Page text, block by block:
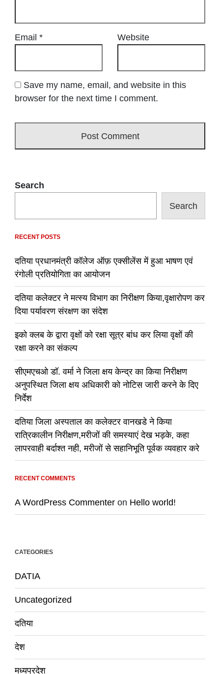
Email * Website
Save my name, email, and website in this
browser for the next time I comment.
Search
Search
RECENT POSTS
दतिया प्रधानमंत्री कॉलेज ऑफ़ एक्सीलेंस में हुआ भाषण एवं
रंगोली प्रतियोगिता का आयोजन
दतिया कलेक्टर ने मत्स्य विभाग का निरीक्षण किया,वृक्षारोपण कर
दिया पर्यावरण संरक्षण का संदेश
इको क्लब के द्वारा वृक्षों को रक्षा सूत्र बांध कर लिया वृक्षों की
रक्षा करने का संकल्प
सीएमएचओ डॉ. वर्मा ने जिला क्षय केन्द्र का किया निरीक्षण
अनुपस्थित जिला क्षय अधिकारी को नोटिस जारी करने के दिए
निर्देश
दतिया जिला अस्पताल का कलेक्टर वानखडे ने किया
रात्रिकालीन निरीक्षण,मरीजों की समस्याएं देख भड़के, कहा
लापरवाही बर्दाश्त नही, मरीजों से सहानिभूति पूर्वक व्यवहार करे
RECENT COMMENTS
A WordPress Commenter on Hello world!
CATEGORIES
DATIA
Uncategorized
दतिया
देश
मध्यप्रदेश